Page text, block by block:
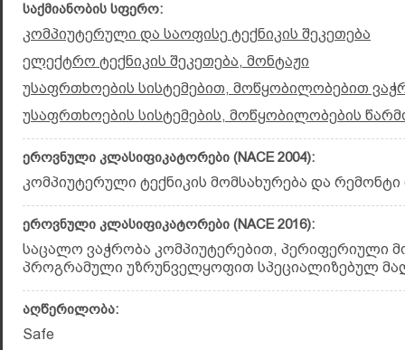
საქმიანობის სფერო:
კომპიუტერული და საოფისე ტექნიკის შეკეთება
ელექტრო ტექნიკის შეკეთება, მონტაჟი
უსაფრთხოების სისტემებით, მოწყობილობებით
უსაფრთხოების სისტემების, მოწყობილობების
ეროვნული კლასიფიკატორები (NACE 2004):
კომპიუტერული ტექნიკის მომსახურება და რემონტი
ეროვნული კლასიფიკატორები (NACE 2016):
საცალო ვაჭრობა კომპიუტერებით, პერიფერიული
პროგრამული უზრუნველყოფით სპეციალიზებულ
აღწერილობა:
Safe